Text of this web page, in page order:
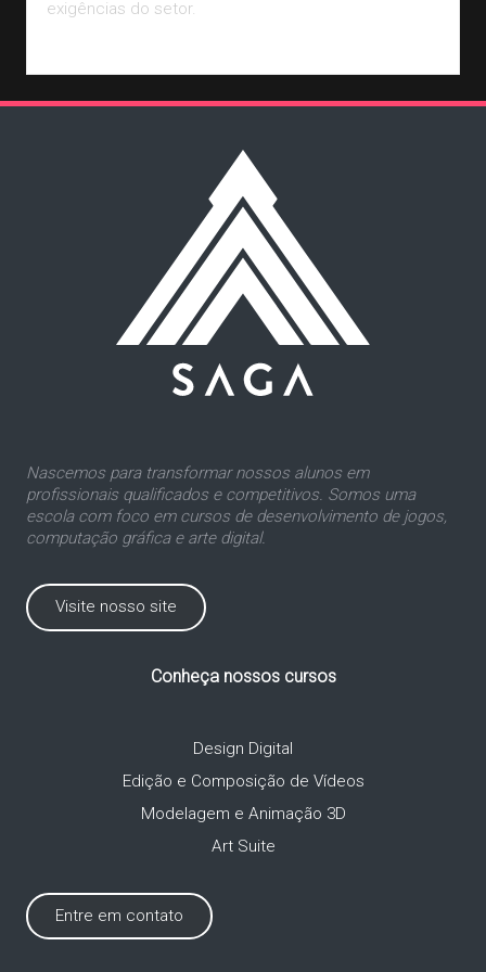
exigências do setor.
Nascemos para transformar nossos alunos em
profissionais qualificados e competitivos. Somos uma
escola com foco em cursos de desenvolvimento de jogos,
computação gráfica e arte digital.
Visite nosso site
Conheça nossos cursos
Design Digital
Edição e Composição de Vídeos
Modelagem e Animação 3D
Art Suite
Entre em contato